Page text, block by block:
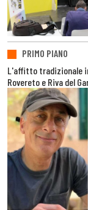
PRIMO PIANO
L'affitto tradizionale
Rovereto e Riva del